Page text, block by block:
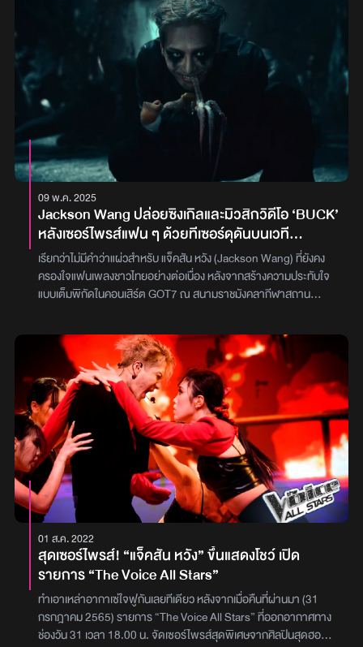
09 พ.ค. 2025
Jackson Wang ปล่อยซิงเกิลและมิวสิกวิดีโอ ‘BUCK’
หลังเซอร์ไพรส์แฟน ๆ ด้วยทีเซอร์ดุดันบนเวที
คอนเสิร์ต GOT7
เรียกว่าไม่มีคำว่าแผ่วสำหรับ แจ็คสัน หวัง (Jackson Wang) ที่ยังคง
ครองใจแฟนเพลงชาวไทยอย่างต่อเนื่อง หลังจากสร้างความประทับใจ
แบบเต็มพิกัดในคอนเสิร์ต GOT7 ณ สนามราชมังคลากีฬาสถาน
จิ้ม ล่าสุดเขาก็ไม่ปล่อยให้รอนาน ปล่อยเพลงเต็มและมิวสิกวิดีโอออกมา
ให้ชมพร้อมกันแล้ว‘BUCK’ คือซิงเกิลแดนซ์ลำดับที่ 3 จากอัลบั้ม
MAGIC MAN 2 ที่มากับจังหวะดนตรีเร้าใจ โชว์สเตปการเต้นทรงพลัง
ในแบบฉบับตัวพ่อ พร้อมเอกลักษณ์ทางดนตรีและภาพที่ชัดเจนแบบ
แจ็คสัน หวัง โดยซิงเกิลนี้เขายังได้ ดิลจิต โดซานจ์ (Diljit Dosanjh)
ศิลปินและนักแต่งเพลงชื่อดังจากอินเดีย มาร่วมเติมเสน่ห์ในพาร์ตร้อง
และร่วมแสดงในมิวสิกวิดีโอ สร้างมูดแอนด์โทนใหม่ที่ลงตัวและน่าจดจำ
มิวสิกวิดีโอของ ‘BUCK’ ยังคงใช้ภาษาภาพแบบภาพยนตร์ที่เป็นซิก
เนเจอร์ของ แจ็คสัน หวัง ถ่ายทอดเรื่องราวเข้มข้นและเปี่ยมพลัง ทั้งในแง่
ของอารมณ์ ท่าเต้น และภาพลักษณ์ที่แข็งแรง นำโดยประโยคเด็ดจาก
เนื้อเพลงที่ว่า “I dreamed of going all the way to hell to deal with
you” สะท้อนจิตวิญญาณและตัวตนของเขาอย่างชัดเจน โดยไม่ผ่าน
การปรุงแต่งใด ๆแจ็คสัน ยังเคยเล่าถึงเพลงนี้ว่าได้รับแรงบันดาลใจจาก
แนวคิด ‘ผมเคยฝันว่าจะลงนรกเพื่อไปจัดการคุณ’ ซึ่งสอดคล้องกับธีม
หลักของ MAGIC MAN 2 ที่พูดถึงความเจ็บปวด การเติบโต การสูญ
เสียตัวตน ความรู้สึกของการถูกปฏิเสธ ไปจนถึงมุมลึกที่เขาไม่เคยเปิด
เผยกับใครมาก่อนโดย MAGIC MAN 2 มีกำหนดเปิดตัวอย่างเป็น
ทางการในเดือนกรกฎาคมนี้ แต่ระหว่างนี้แฟน ๆ สามารถเข้าไปชมมิวสิก
01 ส.ค. 2022
สุดเซอร์ไพรส์! “แจ็คสัน หวัง” ขึ้นแสดงโชว์ เปิด
รายการ “The Voice All Stars”
ทำเอาเหล่าอากาเซ่ใจฟูกันเลยทีเดียว หลังจากเมื่อคืนที่ผ่านมา (31
กรกฎาคม 2565) รายการ “The Voice All Stars” ที่ออกอากาศทาง
ช่องวัน 31 เวลา 18.00 น. จัดเซอร์ไพรส์สุดพิเศษจากศิลปินสุดฮอต